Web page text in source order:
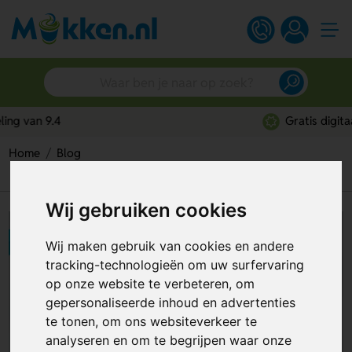
Wij gebruiken cookies
Wij maken gebruik van cookies en andere
tracking-technologieën om uw surfervaring
op onze website te verbeteren, om
gepersonaliseerde inhoud en advertenties
te tonen, om ons websiteverkeer te
analyseren en om te begrijpen waar onze
Home
Blog